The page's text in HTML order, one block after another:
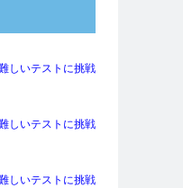
しいテストに挑戦
しいテストに挑戦
しいテストに挑戦